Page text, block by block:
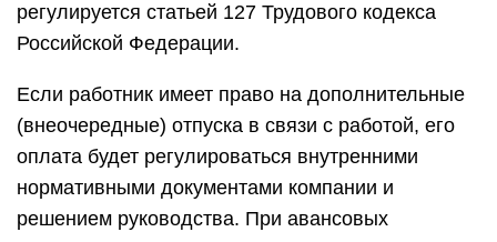
регулируется статьей 127 Трудового кодекса
Российской Федерации.
Если работник имеет право на дополнительные
(внеочередные) отпуска в связи с работой, его
оплата будет регулироваться внутренними
нормативными документами компании и
решением руководства. При авансовых